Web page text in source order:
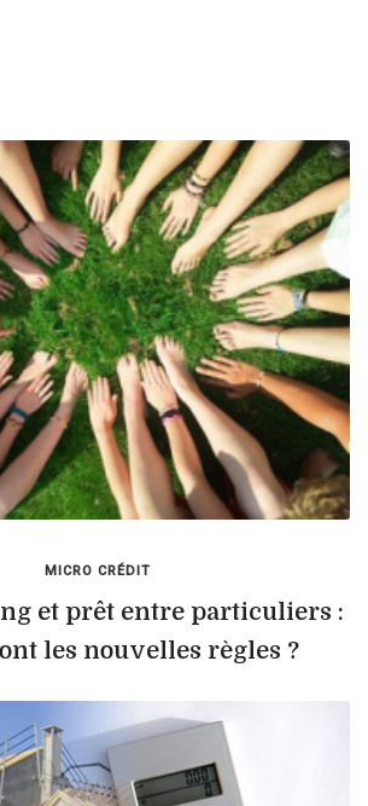
MICRO CRÉDIT
et prêt entre particuliers :
les nouvelles règles ?